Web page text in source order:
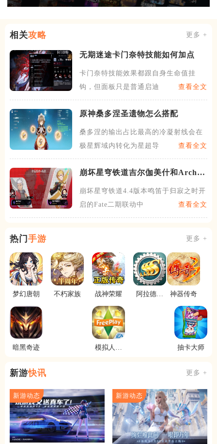
相关攻略 更多 +
无期迷途卡门奈特技能如何加点
卡门奈特技能效果都跟自身生命值挂
钩，但面板只是普通启迪系的水查看全文
原神桑多涅圣遗物怎么搭配
桑多涅的输出占比最高的冷凝射线会在
极星辉域内转化为星超导伤害
查看全文
崩坏星穹铁道吉尔伽美什和Archer
崩坏星穹铁道4.4版本鸣笛于归寂之时开
启的Fate二期联动中
查看全文
热门手游 更多 +
梦幻唐朝 不朽家族 战神荣耀
阿拉德大
神器传奇
暗黑奇迹
模拟人生
抽卡大师
新游快讯 更多 +
新游动态 新游动态